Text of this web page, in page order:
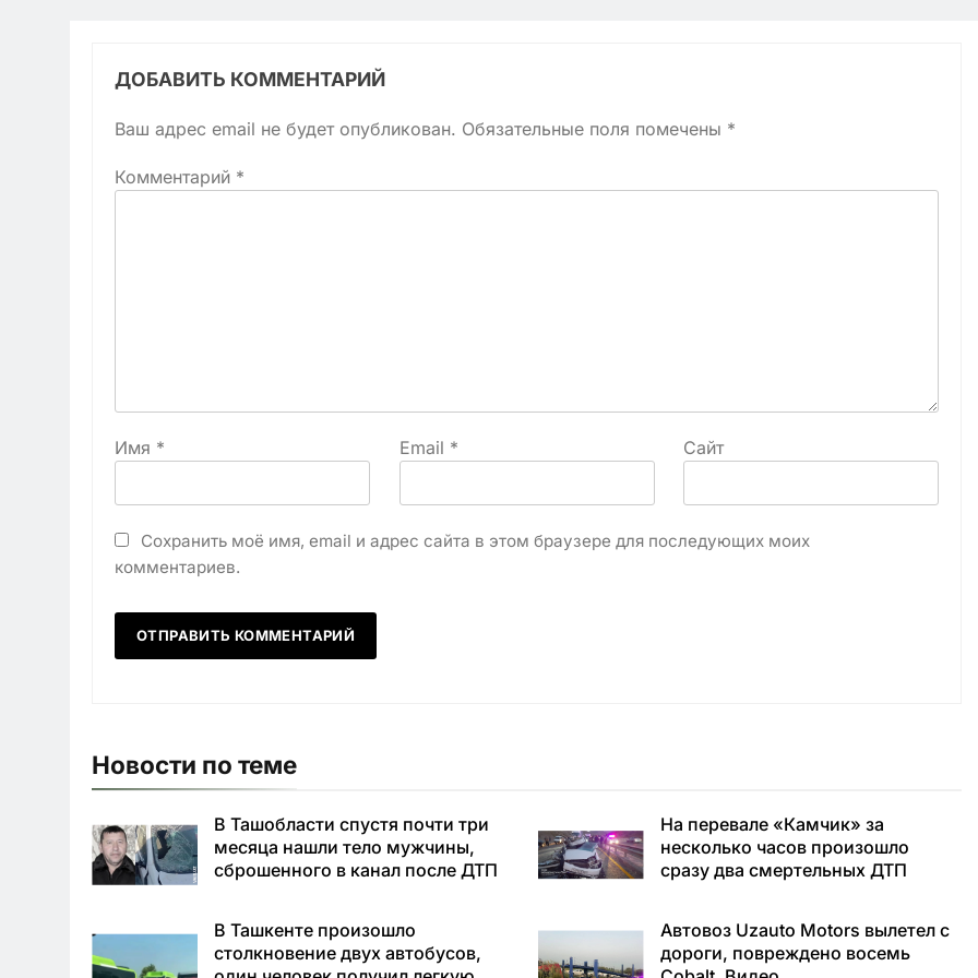
ДОБАВИТЬ КОММЕНТАРИЙ
Ваш адрес email не будет опубликован. Обязательные поля помечены *
Комментарий *
Имя * Email * Сайт
Сохранить моё имя, email и адрес сайта в этом браузере для последующих моих
комментариев.
Новости по теме
В Ташобласти спустя почти три
месяца нашли тело мужчины,
сброшенного в канал после ДТП
На перевале «Камчик» за
несколько часов произошло
сразу два смертельных ДТП
В Ташкенте произошло
столкновение двух автобусов,
Автовоз Uzauto Motors вылетел с
дороги, повреждено восемь